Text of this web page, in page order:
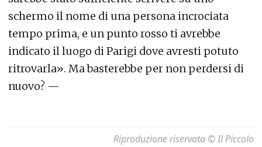
schermo il nome di una persona incrociata
tempo prima, e un punto rosso ti avrebbe
indicato il luogo di Parigi dove avresti potuto
ritrovarla». Ma basterebbe per non perdersi di
nuovo? —
Riproduzione riservata © Il Piccolo